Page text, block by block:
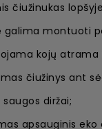
čiužinukas
galima montuoti
kojų atrama
čiužinys ant
diržai;
apsauginis eko